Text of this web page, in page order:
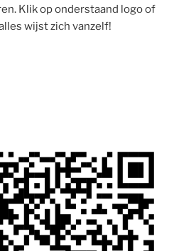
Klik op onderstaand logo of
wijst zich vanzelf!